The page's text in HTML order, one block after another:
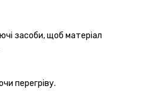
засоби, щоб матеріал
перегріву.